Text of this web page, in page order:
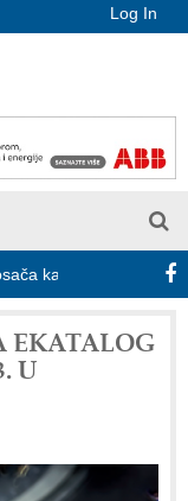
Log In
Novi
EKATALOG
U